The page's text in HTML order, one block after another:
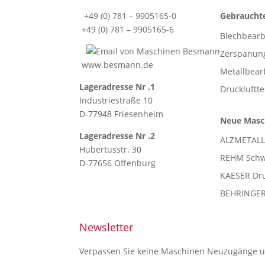
+49 (0) 781 – 9905165-0
+49 (0) 781 – 9905165-6
www.besmann.de
Lageradresse Nr .1
Industriestraße 10
D-77948 Friesenheim
Lageradresse Nr .2
Hubertusstr. 30
D-77656 Offenburg
Neue
REHM
KAESER
Newsletter
Verpassen Sie keine Maschinen